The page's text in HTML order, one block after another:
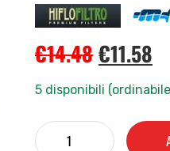
€14.48€11.58
5 disponibili